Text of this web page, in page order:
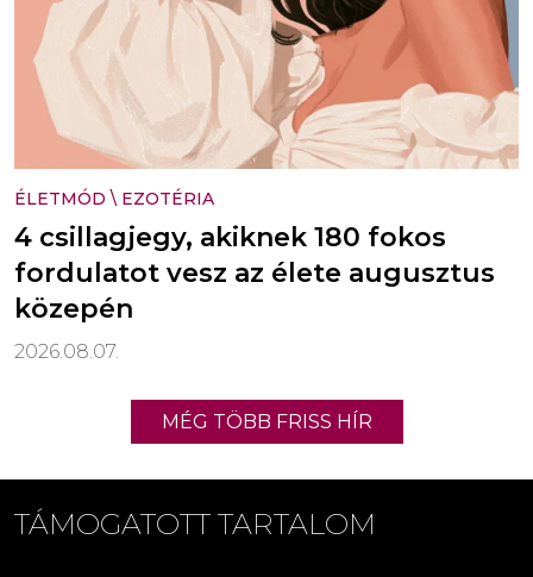
ÉLETMÓD \ EZOTÉRIA
4 csillagjegy, akiknek 180 fokos
fordulatot vesz az élete augusztus
közepén
2026.08.07.
MÉG TÖBB FRISS HÍR
TÁMOGATOTT TARTALOM